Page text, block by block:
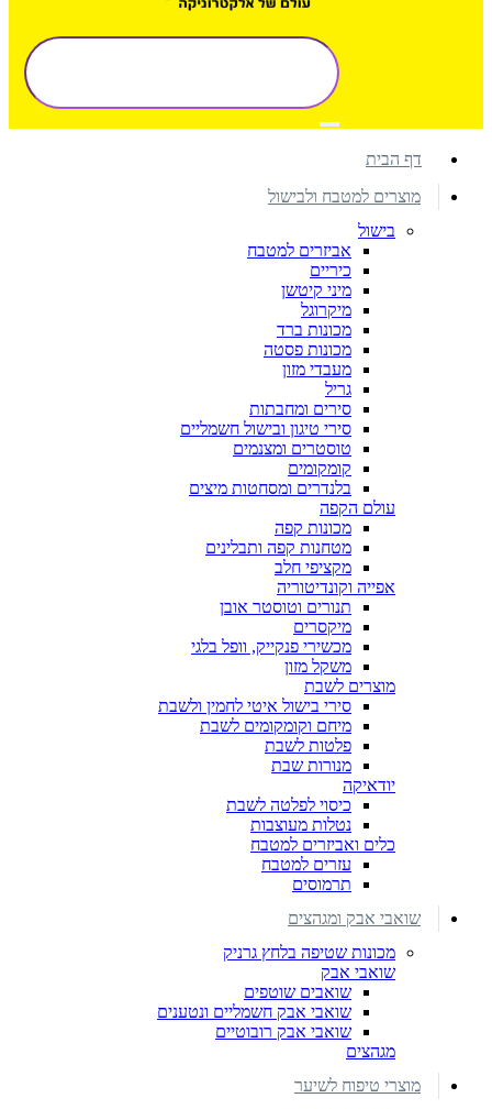
דף הבית
מוצרים למטבח ולבישול
בישול
אביזרים למטבח
כיריים
מיני קיטשן
מיקרוגל
מכונות ברד
מכונות פסטה
מעבדי מזון
גריל
סירים ומחבתות
סירי טיגון ובישול חשמליים
טוסטרים ומצנמים
קומקומים
בלנדרים ומסחטות מיצים
עולם הקפה
מכונות קפה
מטחנות קפה ותבלינים
מקציפי חלב
אפייה וקונדיטוריה
תנורים וטוסטר אובן
מיקסרים
מכשירי פנקייק, וופל בלגי
משקל מזון
מוצרים לשבת
סירי בישול איטי לחמין ולשבת
מיחם וקומקומים לשבת
פלטות לשבת
מנורות שבת
יודאיקה
כיסוי לפלטה לשבת
נטלות מעוצבות
כלים ואביזרים למטבח
עזרים למטבח
תרמוסים
שואבי אבק ומגהצים
מכונות שטיפה בלחץ גרניק
שואבי אבק
שואבים שוטפים
שואבי אבק חשמליים ונטענים
שואבי אבק רובוטיים
מגהצים
מוצרי טיפוח לשיער